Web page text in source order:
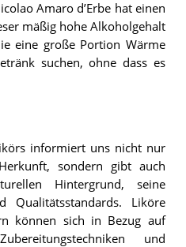
Amaro d’Erbe hat einen
mäßig hohe Alkoholgehalt
eine große Portion Wärme
suchen, ohne dass es
informiert uns nicht nur
sondern gibt auch
Hintergrund, seine
Qualitätsstandards. Liköre
können sich in Bezug auf
und